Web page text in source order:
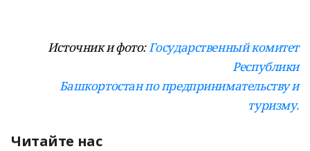
Источник и фото:Государственный комитет
Республики
Башкортостан по предпринимательству и
туризму.
Читайте нас